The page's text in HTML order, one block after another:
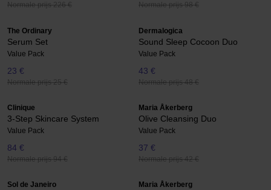
Normale prijs 226 € Normale prijs 98 €
The Ordinary
Serum Set
Value Pack
23 €
Normale prijs 25 €
Dermalogica
Sound Sleep Cocoon Duo
Value Pack
43 €
Normale prijs 48 €
Clinique
3-Step Skincare System
Value Pack
84 €
Normale prijs 94 €
Maria Åkerberg
Olive Cleansing Duo
Value Pack
37 €
Normale prijs 42 €
Sol de Janeiro Maria Åkerberg